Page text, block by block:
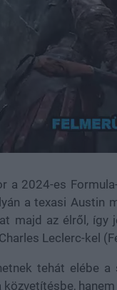
21.86%
a 2024-es
a texasi Austin
majd az élről, így
Leclerc-kel
tehát elébe